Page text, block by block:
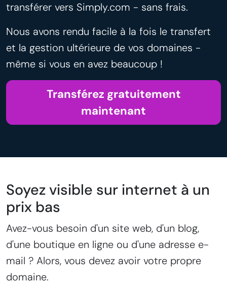
transférer vers Simply.com - sans frais.
Nous avons rendu facile à la fois le transfert
et la gestion ultérieure de vos domaines -
même si vous en avez beaucoup !
Transférez gratuitement
maintenant
Soyez visible sur internet à un
prix bas
Avez-vous besoin d'un site web, d'un blog,
d'une boutique en ligne ou d'une adresse e-
mail ? Alors, vous devez avoir votre propre
domaine.